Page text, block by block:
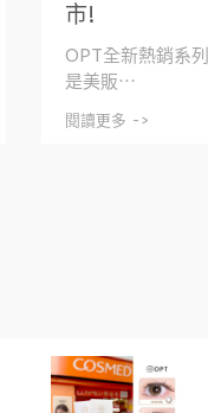
市!
OPT全新熱銷系
是美販⋯
閱讀更多 ->